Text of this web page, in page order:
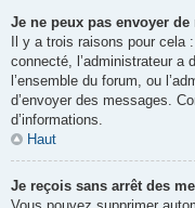
Je ne peux pas envoyer
Il y a trois raisons pour cela
connecté, l’administrateur a
l’ensemble du forum, ou
d’envoyer des messages.
d’informations.
Haut
Je reçois sans arrêt des